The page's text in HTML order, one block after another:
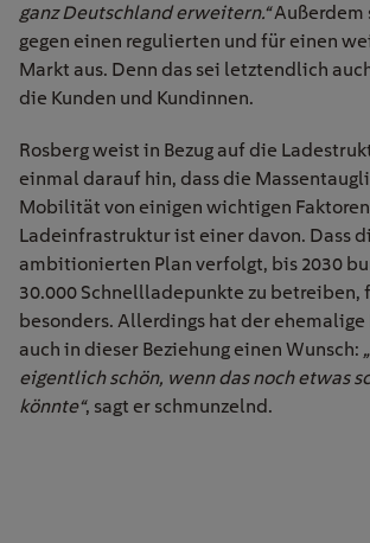
ganz Deutschland erweitern.“Außerdem
gegen einen regulierten und für einen
Markt aus. Denn das sei letztendlich
die Kunden und Kundinnen.
Rosberg weist in Bezug auf die
einmal darauf hin, dass die
Mobilität von einigen wichtigen
Ladeinfrastruktur ist einer davon. Dass
ambitionierten Plan verfolgt, bis 2030
30.000 Schnellladepunkte zu betreiben,
besonders. Allerdings hat der ehemalige
auch in dieser Beziehung einen Wunsch:
eigentlich schön, wenn das noch etwas
könnte“, sagt er schmunzelnd.